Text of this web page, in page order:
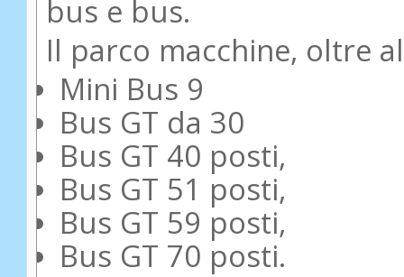
bus e bus.
Il parco macchine, oltre
Mini Bus 9
Bus GT da 30
Bus GT 40 posti,
Bus GT 51 posti,
Bus GT 59 posti,
Bus GT 70 posti.